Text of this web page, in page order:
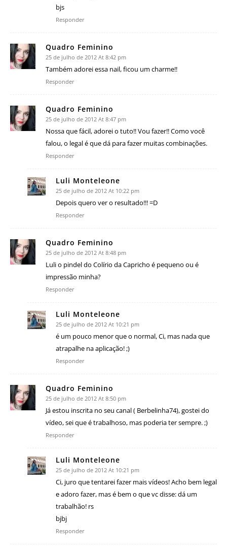
bjs
Responder
Quadro Feminino
25 de julho de 2012 At 8:42 pm
Também adorei essa nail, ficou um charme!!
Responder
Quadro Feminino
25 de julho de 2012 At 8:47 pm
Nossa que fácil, adorei o tuto!! Vou fazer!! Como você
falou, o legal é que dá para fazer muitas combinações.
Responder
Luli Monteleone
25 de julho de 2012 At 10:22 pm
Depois quero ver o resultado!!! =D
Responder
Quadro Feminino
25 de julho de 2012 At 8:48 pm
Luli o pindel do Colírio da Capricho é pequeno ou é
impressão minha?
Responder
Luli Monteleone
25 de julho de 2012 At 10:21 pm
é um pouco menor que o normal, Ci, mas nada que
atrapalhe na aplicação! ;)
Responder
Quadro Feminino
25 de julho de 2012 At 8:50 pm
Já estou inscrita no seu canal ( Berbelinha74), gostei do
vídeo, sei que é trabalhoso, mas poderia ter sempre. ;)
Responder
Luli Monteleone
25 de julho de 2012 At 10:21 pm
Ci, juro que tentarei fazer mais vídeos! Acho bem legal
e adoro fazer, mas é bem o que vc disse: dá um
trabalhão! rs
bjbj
Responder